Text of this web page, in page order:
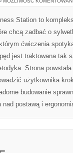
Station to
chcą zadbać o
ćwiczenia
jest traktowana tak
Strona
użytkownika
budowanie
nad postawą i